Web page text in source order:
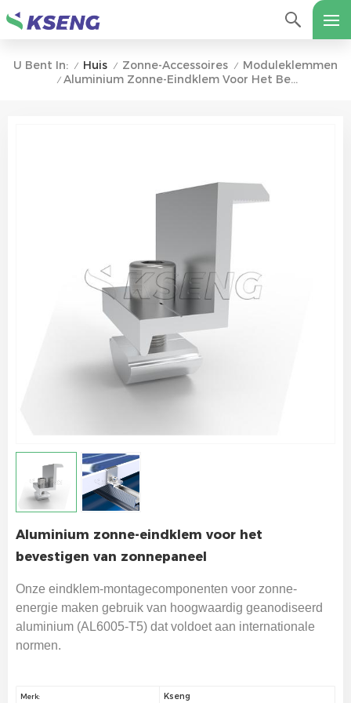
U Bent In: / Huis / Zonne-Accessoires / Moduleklemmen
/ Aluminium Zonne-Eindklem Voor Het Bevestigen Van Zonnepaneel
Aluminium zonne-eindklem voor het
bevestigen van zonnepaneel
Onze eindklem-montagecomponenten voor zonne-
energie maken gebruik van hoogwaardig geanodiseerd
aluminium (AL6005-T5) dat voldoet aan internationale
normen.
Merk: Kseng